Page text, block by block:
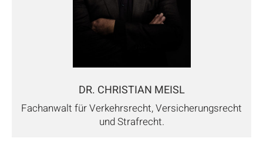
DR. CHRISTIAN MEISL
Fachanwalt für Verkehrsrecht, Versicherungsrecht
und Strafrecht.